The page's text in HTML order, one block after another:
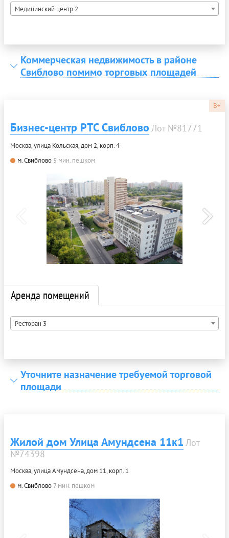
Медицинский центр 2
Коммерческая недвижимость в районе
Свиблово помимо торговых площадей
B+
Бизнес-центр РТС Свиблово Лот №81771
Москва, улица Кольская, дом 2, корп. 4
м. Свиблово 5 мин. пешком
Аренда помещений
Ресторан 3
Уточните назначение требуемой торговой
площади
Жилой дом Улица Амундсена 11к1 Лот
№74398
Москва, улица Амундсена, дом 11, корп. 1
м. Свиблово 7 мин. пешком